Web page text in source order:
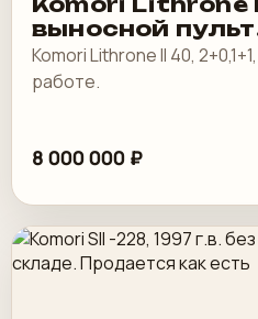
выносной
Komori Lithrone II 40,
работе.
8 000 000 ₽